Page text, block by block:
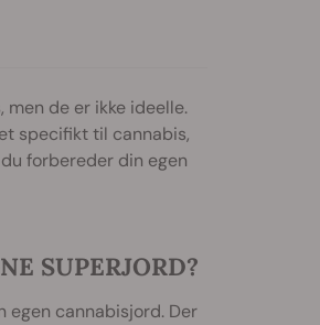
de er ikke ideelle.
specifikt til cannabis,
forbereder din egen
SUPERJORD?
egen cannabisjord. Der